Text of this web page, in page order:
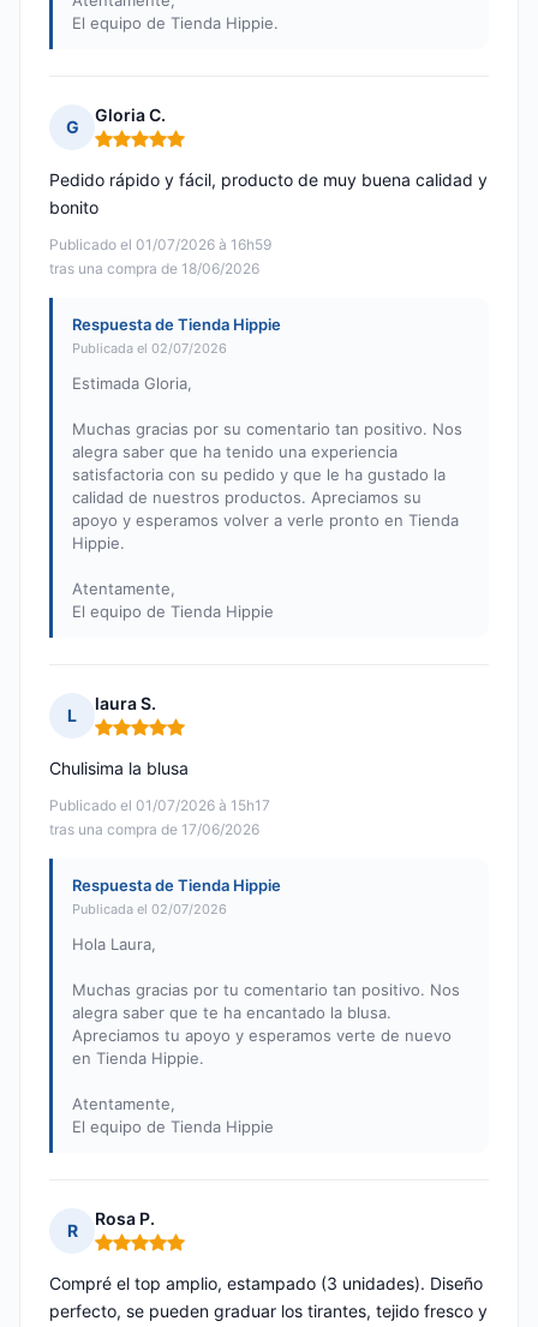
El equipo de Tienda Hippie.
G
Gloria C.
Nota: 5 de 5
Publicado el 01/07/2026 à 16h59
tras una compra de 18/06/2026
Pedido rápido y fácil, producto de muy buena calidad y
bonito
Respuesta de Tienda Hippie
Publicada el 02/07/2026
Estimada Gloria,
Muchas gracias por su comentario tan positivo. Nos
alegra saber que ha tenido una experiencia
satisfactoria con su pedido y que le ha gustado la
calidad de nuestros productos. Apreciamos su
apoyo y esperamos volver a verle pronto en Tienda
Hippie.
Atentamente,
El equipo de Tienda Hippie
L
laura S.
Nota: 5 de 5
Publicado el 01/07/2026 à 15h17
tras una compra de 17/06/2026
Chulisima la blusa
Respuesta de Tienda Hippie
Publicada el 02/07/2026
Hola Laura,
Muchas gracias por tu comentario tan positivo. Nos
alegra saber que te ha encantado la blusa.
Apreciamos tu apoyo y esperamos verte de nuevo
en Tienda Hippie.
Atentamente,
El equipo de Tienda Hippie
R
Rosa P.
Nota: 5 de 5
Compré el top amplio, estampado (3 unidades). Diseño
perfecto, se pueden graduar los tirantes, tejido fresco y